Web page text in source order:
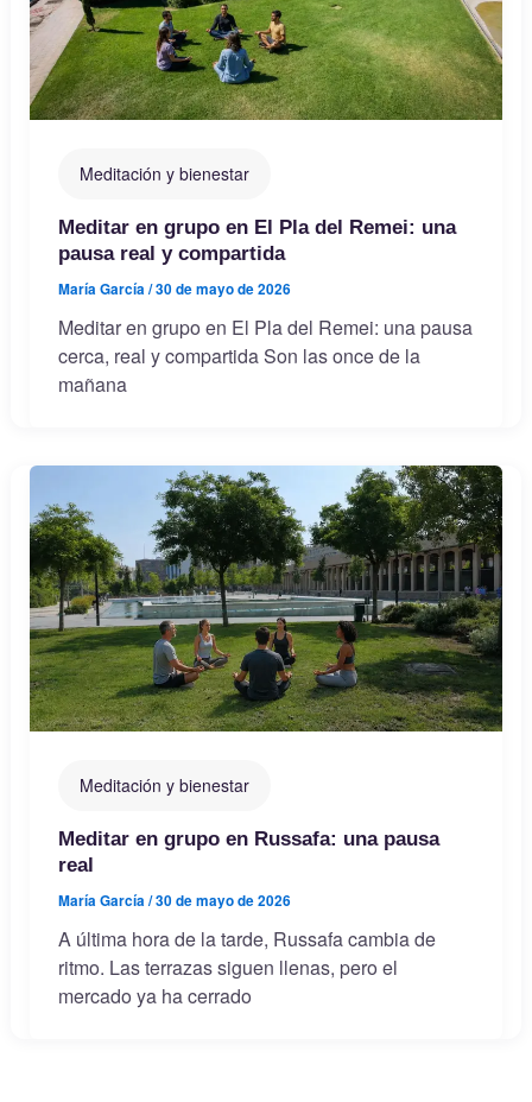
Meditación y bienestar
Meditar en grupo en El Pla del Remei: una
pausa real y compartida
María García /30 de mayo de 2026
Meditar en grupo en El Pla del Remei: una pausa
cerca, real y compartida Son las once de la
mañana
Meditación y bienestar
Meditar en grupo en Russafa: una pausa
real
María García /30 de mayo de 2026
A última hora de la tarde, Russafa cambia de
ritmo. Las terrazas siguen llenas, pero el
mercado ya ha cerrado